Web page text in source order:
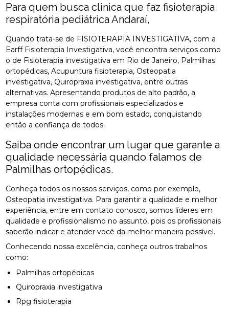
Para quem busca clinica que faz fisioterapia
respiratória pediátrica Andaraí,
Quando trata-se de FISIOTERAPIA INVESTIGATIVA, com a
Earff Fisioterapia Investigativa, você encontra serviços como
o de Fisioterapia investigativa em Rio de Janeiro, Palmilhas
ortopédicas, Acupuntura fisioterapia, Osteopatia
investigativa, Quiropraxia investigativa, entre outras
alternativas. Apresentando produtos de alto padrão, a
empresa conta com profissionais especializados e
instalações modernas e em bom estado, conquistando
então a confiança de todos.
Saiba onde encontrar um lugar que garante a
qualidade necessária quando falamos de
Palmilhas ortopédicas.
Conheça todos os nossos serviços, como por exemplo,
Osteopatia investigativa. Para garantir a qualidade e melhor
experiência, entre em contato conosco, somos líderes em
qualidade e profissionalismo no assunto, pois os profissionais
saberão indicar e atender você da melhor maneira possível.
Conhecendo nossa excelência, conheça outros trabalhos
como:
Palmilhas ortopédicas
Quiropraxia investigativa
Rpg fisioterapia